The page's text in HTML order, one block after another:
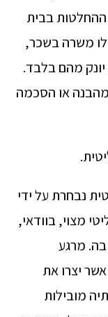
בבית
לו משרה בשכר,
יונק מהם בלבד.
מהבנה או הסכמה
נבחרת על ידי
מצוי, בוודאי,
מרגע
יצרו את
מובילות